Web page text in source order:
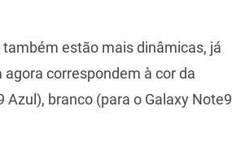
estão mais dinâmicas, já
correspondem à cor da
branco (para o Galaxy Note9